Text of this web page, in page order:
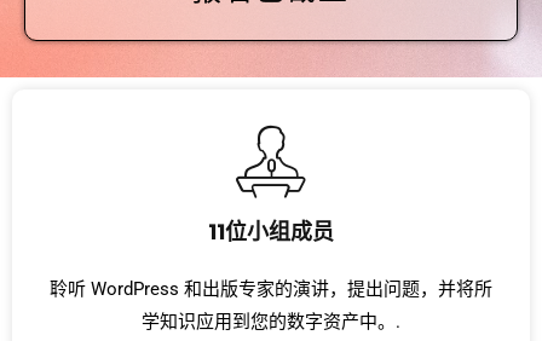
11位小组成员
聆听 WordPress 和出版专家的演讲，提出问题，并将所
学知识应用到您的数字资产中。.